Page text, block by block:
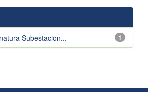
1
Subestacion...